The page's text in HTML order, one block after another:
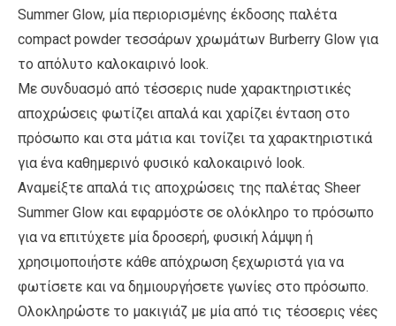
Summer Glow, μία περιορισμένης έκδοσης παλέτα
compact powder τεσσάρων χρωμάτων Burberry Glow για
το απόλυτο καλοκαιρινό look.
Με συνδυασμό από τέσσερις nude χαρακτηριστικές
αποχρώσεις φωτίζει απαλά και χαρίζει ένταση στο
πρόσωπο και στα μάτια και τονίζει τα χαρακτηριστικά
για ένα καθημερινό φυσικό καλοκαιρινό look.
Αναμείξτε απαλά τις αποχρώσεις της παλέτας Sheer
Summer Glow και εφαρμόστε σε ολόκληρο το πρόσωπο
για να επιτύχετε μία δροσερή, φυσική λάμψη ή
χρησιμοποιήστε κάθε απόχρωση ξεχωριστά για να
φωτίσετε και να δημιουργήσετε γωνίες στο πρόσωπο.
Ολοκληρώστε το μακιγιάζ με μία από τις τέσσερις νέες